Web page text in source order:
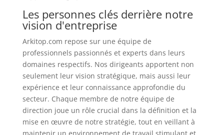
Les personnes clés derrière notre
vision d'entreprise
Arkitop.com repose sur une équipe de
professionnels passionnés et experts dans leurs
domaines respectifs. Nos dirigeants apportent non
seulement leur vision stratégique, mais aussi leur
expérience et leur connaissance approfondie du
secteur. Chaque membre de notre équipe de
direction joue un rôle crucial dans la définition et la
mise en œuvre de notre stratégie, tout en veillant à